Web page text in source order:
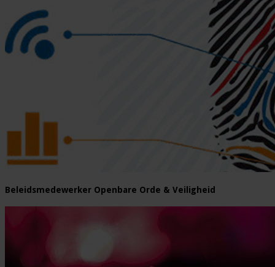
Beleidsmedewerker Openbare Orde & Veiligheid